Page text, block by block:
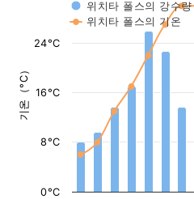
기온（°C）
위치타 폴스의 강수량
위치타 폴스의 기온
0°C
8°C
16°C
24°C